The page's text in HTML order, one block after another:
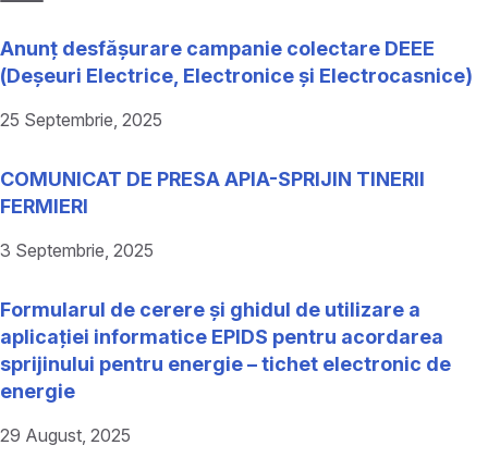
Anunț desfășurare campanie colectare DEEE
(Deșeuri Electrice, Electronice și Electrocasnice)
25 Septembrie, 2025
COMUNICAT DE PRESA APIA-SPRIJIN TINERII
FERMIERI
3 Septembrie, 2025
Formularul de cerere și ghidul de utilizare a
aplicației informatice EPIDS pentru acordarea
sprijinului pentru energie – tichet electronic de
energie
29 August, 2025